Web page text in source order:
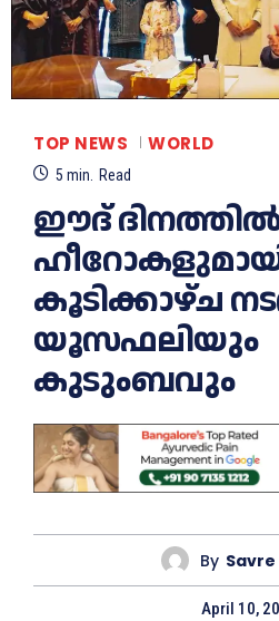
TOP NEWS WORLD
5 min. Read
ഈദ്
കൂടിക്കാഴ്ച
യൂസഫലിയും
കുടുംബവും
By
April 10,